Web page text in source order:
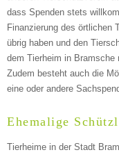
dass Spenden stets
Finanzierung des örtlichen
übrig haben und den
dem Tierheim in Bramsche
Zudem besteht auch die
eine oder andere
Ehemalige
Tierheime in der Stadt